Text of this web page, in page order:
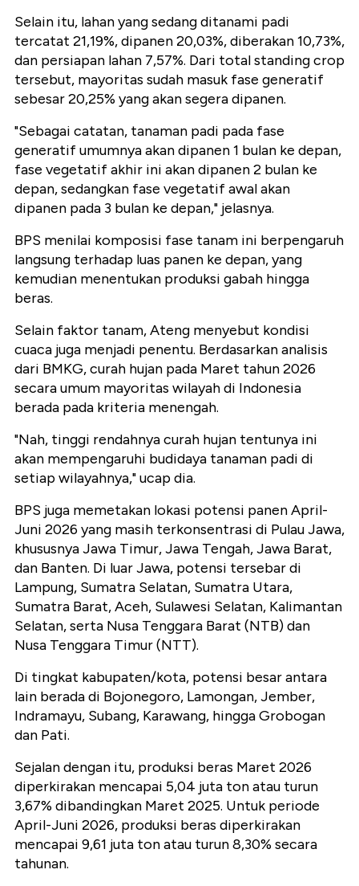
Selain itu, lahan yang sedang ditanami padi
tercatat 21,19%, dipanen 20,03%, diberakan 10,73%,
dan persiapan lahan 7,57%. Dari total standing crop
tersebut, mayoritas sudah masuk fase generatif
sebesar 20,25% yang akan segera dipanen.
"Sebagai catatan, tanaman padi pada fase
generatif umumnya akan dipanen 1 bulan ke depan,
fase vegetatif akhir ini akan dipanen 2 bulan ke
depan, sedangkan fase vegetatif awal akan
dipanen pada 3 bulan ke depan," jelasnya.
BPS menilai komposisi fase tanam ini berpengaruh
langsung terhadap luas panen ke depan, yang
kemudian menentukan produksi gabah hingga
beras.
Selain faktor tanam, Ateng menyebut kondisi
cuaca juga menjadi penentu. Berdasarkan analisis
dari BMKG, curah hujan pada Maret tahun 2026
secara umum mayoritas wilayah di Indonesia
berada pada kriteria menengah.
"Nah, tinggi rendahnya curah hujan tentunya ini
akan mempengaruhi budidaya tanaman padi di
setiap wilayahnya," ucap dia.
BPS juga memetakan lokasi potensi panen April-
Juni 2026 yang masih terkonsentrasi di Pulau Jawa,
khususnya Jawa Timur, Jawa Tengah, Jawa Barat,
dan Banten. Di luar Jawa, potensi tersebar di
Lampung, Sumatra Selatan, Sumatra Utara,
Sumatra Barat, Aceh, Sulawesi Selatan, Kalimantan
Selatan, serta Nusa Tenggara Barat (NTB) dan
Nusa Tenggara Timur (NTT).
Di tingkat kabupaten/kota, potensi besar antara
lain berada di Bojonegoro, Lamongan, Jember,
Indramayu, Subang, Karawang, hingga Grobogan
dan Pati.
Sejalan dengan itu, produksi beras Maret 2026
diperkirakan mencapai 5,04 juta ton atau turun
3,67% dibandingkan Maret 2025. Untuk periode
April-Juni 2026, produksi beras diperkirakan
mencapai 9,61 juta ton atau turun 8,30% secara
tahunan.